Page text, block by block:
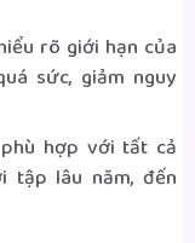
rõ giới hạn của
sức, giảm nguy
phù hợp với tất cả
tập lâu năm, đến